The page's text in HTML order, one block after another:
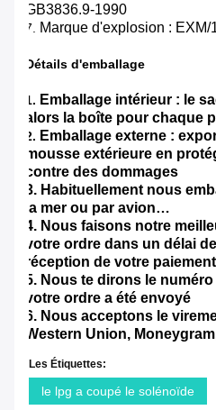
GB3836.9-1990
7. Marque d'explosion : EXM/
Détails d'emballage
1. Emballage intérieur : le
alors la boîte pour chaque
2. Emballage externe :
mousse extérieure en
contre des dommages
3. Habituellement nous
la mer ou par avion…
4. Nous faisons notre
votre ordre dans un délai
réception de votre paiement
5. Nous te dirons le
votre ordre a été envoyé
6. Nous acceptons le
Western Union,
Les Étiquettes:
le lpg a coupé le solénoïde